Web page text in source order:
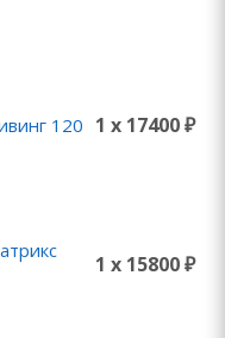
120 1 x 17400 ₽
1 x 15800 ₽